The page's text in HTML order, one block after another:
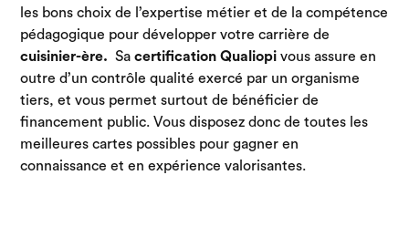
les bons choix de l’expertise métier et de la compétence
pédagogique pour développer votre carrière de
cuisinier-ère.Sacertification Qualiopi vous assure en
outre d’un contrôle qualité exercé par un organisme
tiers, et vous permet surtout de bénéficier de
financement public. Vous disposez donc de toutes les
meilleures cartes possibles pour gagner en
connaissance et en expérience valorisantes.